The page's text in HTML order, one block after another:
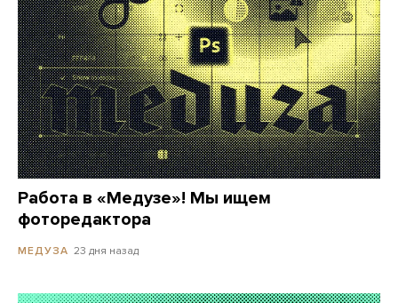
Работа в «Медузе»! Мы ищем
фоторедактора
МЕДУЗА 23 дня назад